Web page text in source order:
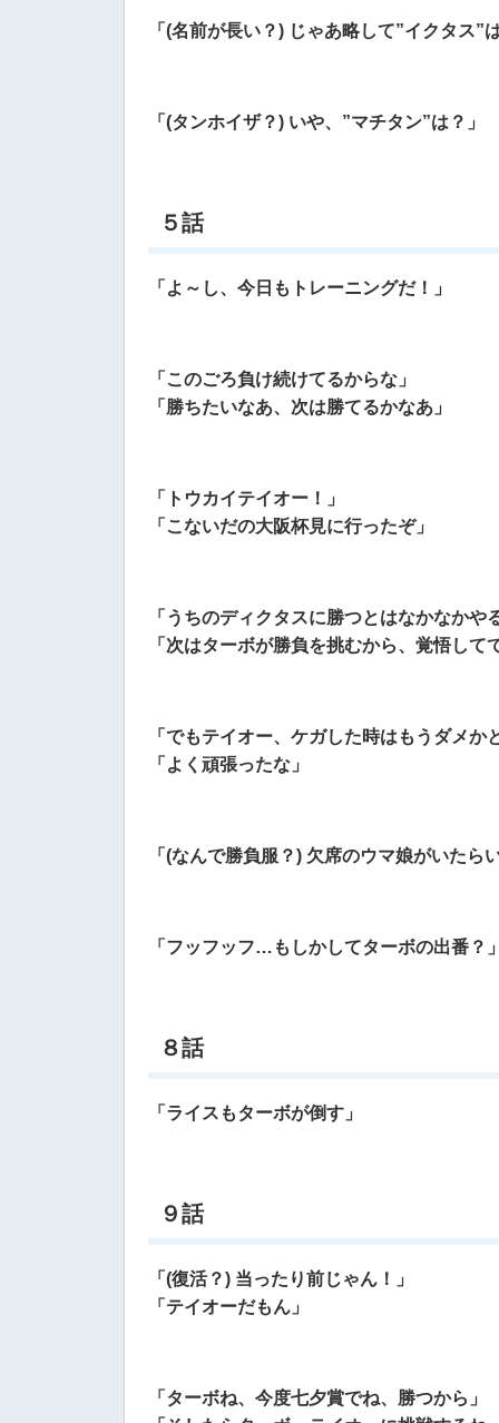
「(名前が長い？) じゃあ略して”イクタス”
「(タンホイザ？) いや、”マチタン”は？」
５話
「よ～し、今日もトレーニングだ！」
「このごろ負け続けてるからな」
「勝ちたいなあ、次は勝てるかなあ」
「トウカイテイオー！」
「こないだの大阪杯見に行ったぞ」
「うちのディクタスに勝つとはなかなかや
「次はターボが勝負を挑むから、覚悟して
「でもテイオー、ケガした時はもうダメか
「よく頑張ったな」
「(なんで勝負服？) 欠席のウマ娘がいたら
「フッフッフ…もしかしてターボの出番？
８話
「ライスもターボが倒す」
９話
「(復活？) 当ったり前じゃん！」
「テイオーだもん」
「ターボね、今度七夕賞でね、勝つから」